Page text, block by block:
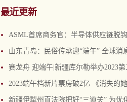
最近更新
ASML首席商务官：半导体供应链脱
山东青岛：民俗传承迎“端午” 全球消
赛龙舟 迎端午|新疆库尔勒举办2023
2023端午档新片票房破2亿 《消失的
新疆伊犁州直法院把好“三道关” 为优